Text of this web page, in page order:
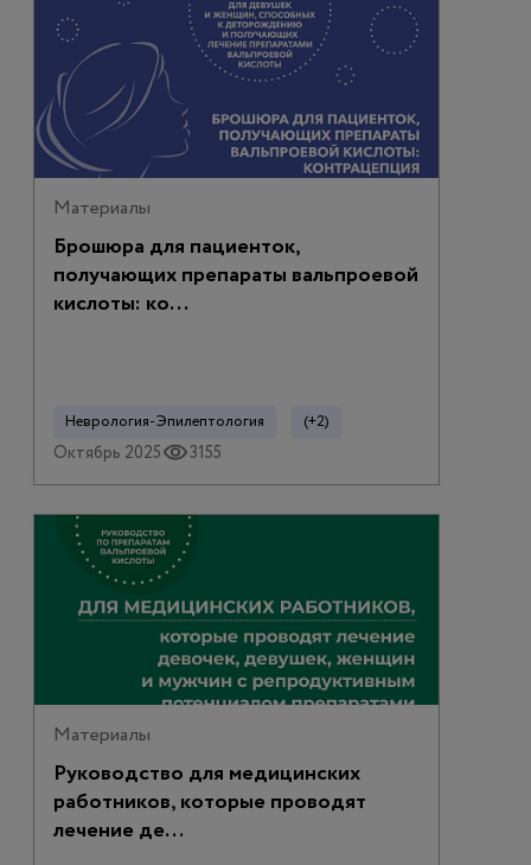
Материалы
Брошюра для пациенток,
получающих препараты вальпроевой
кислоты: ко...
Неврология-Эпилептология (+2)
Октябрь 2025 3155
Материалы
Руководство для медицинских
работников, которые проводят
лечение де...